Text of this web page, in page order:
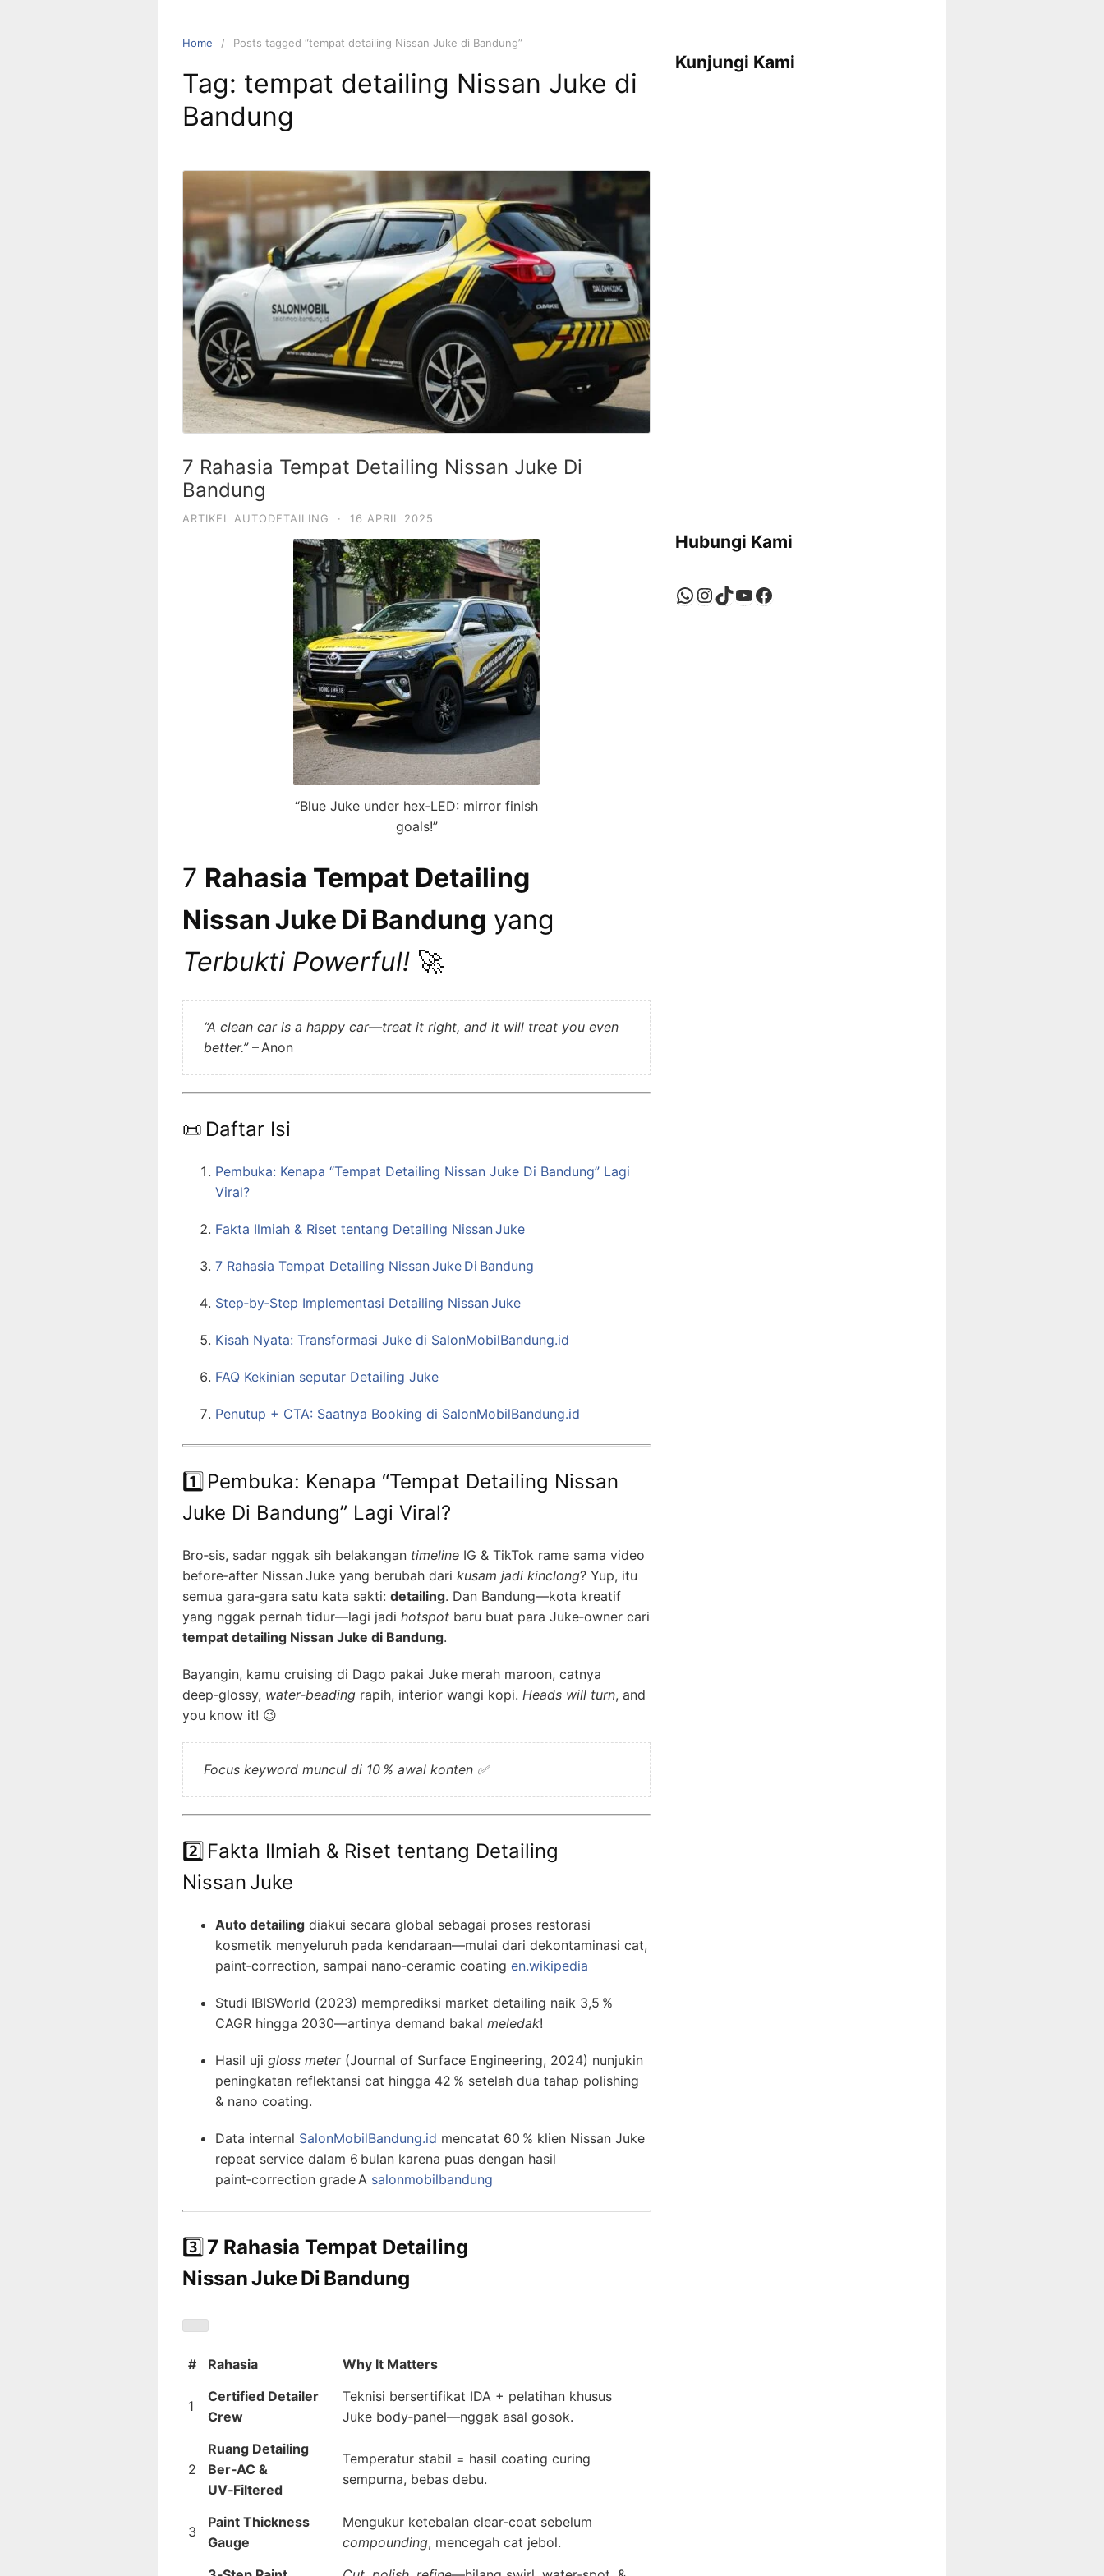
Home Posts tagged “tempat detailing Nissan Juke di Bandung”
Tag: tempat detailing Nissan Juke di
Bandung
7 Rahasia Tempat Detailing Nissan Juke Di
Bandung
ARTIKEL AUTODETAILING · 16 APRIL 2025
“Blue Juke under hex‑LED: mirror finish
goals!”
7 Rahasia Tempat Detailing
Nissan Juke Di Bandung yang
Terbukti Powerful! 🚀
“A clean car is a happy car—treat it right, and it will treat you even
better.”– Anon
📜 Daftar Isi
Pembuka: Kenapa “Tempat Detailing Nissan Juke Di Bandung” Lagi
Viral?
Fakta Ilmiah & Riset tentang Detailing Nissan Juke
7 Rahasia Tempat Detailing Nissan Juke Di Bandung
Step‑by‑Step Implementasi Detailing Nissan Juke
Kisah Nyata: Transformasi Juke di SalonMobilBandung.id
FAQ Kekinian seputar Detailing Juke
Penutup + CTA: Saatnya Booking di SalonMobilBandung.id
1️⃣ Pembuka: Kenapa “Tempat Detailing Nissan
Juke Di Bandung” Lagi Viral?
Bro‑sis, sadar nggak sih belakangan timeline IG & TikTok rame sama video
before‑after Nissan Juke yang berubah dari kusam jadi kinclong? Yup, itu
semua gara‑gara satu kata sakti: detailing. Dan Bandung—kota kreatif
yang nggak pernah tidur—lagi jadi hotspot baru buat para Juke‑owner cari
tempat detailing Nissan Juke di Bandung.
Bayangin, kamu cruising di Dago pakai Juke merah maroon, catnya
deep‑glossy, water‑beading rapih, interior wangi kopi. Heads will turn, and
you know it! 😉
Focus keyword muncul di 10 % awal konten ✅
2️⃣ Fakta Ilmiah & Riset tentang Detailing
Nissan Juke
Auto detailing diakui secara global sebagai proses restorasi
kosmetik menyeluruh pada kendaraan—mulai dari dekontaminasi cat,
paint‑correction, sampai nano‑ceramic coating en.wikipedia
Studi IBISWorld (2023) memprediksi market detailing naik 3,5 %
CAGR hingga 2030—artinya demand bakal meledak!
Hasil uji gloss meter(Journal of Surface Engineering, 2024) nunjukin
peningkatan reflektansi cat hingga 42 % setelah dua tahap polishing
& nano coating.
Data internal SalonMobilBandung.id mencatat 60 % klien Nissan Juke
repeat service dalam 6 bulan karena puas dengan hasil
paint‑correction grade A salonmobilbandung
3️⃣ 7 Rahasia Tempat Detailing
Nissan Juke Di Bandung
# Rahasia Why It Matters
1
Certified Detailer
Crew
Teknisi bersertifikat IDA + pelatihan khusus
Juke body‑panel—nggak asal gosok.
2
Ruang Detailing
Ber‑AC &
UV‑Filtered
Temperatur stabil = hasil coating curing
sempurna, bebas debu.
3
Paint Thickness
Gauge
Mengukur ketebalan clear‑coat sebelum
compounding, mencegah cat jebol.
Kunjungi Kami
Hubungi Kami
WhatsApp
Instagram
TikTok
YouTube
Facebook